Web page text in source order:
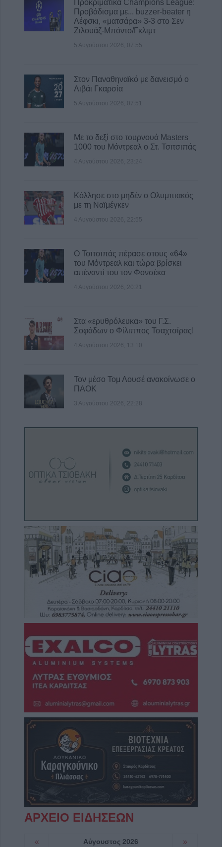
Μαρίκας Πατούνη
4 Αυγούστου 2026, 17:17
Υπογράφηκε η σύμβαση για τις κατεδαφίσεις
επικινδύνως ετοιμόρροπων κτιρίων στον
Υπ. Παιδείας: 5-10 Αυγούστου οι αιτήσεις
εκπαιδευτικών για μόνιμο διορισμό στην
Πρωτοβάθμια και Δευτεροβάθμια
4 Αυγούστου 2026, 16:23
Σέρρες: Δολοφονία ο θάνατος 68χρονου
άνδρα
νέα Ενιαία Αίτηση Ενίσχυσης 2026
4 Αυγούστου 2026, 16:02
Προκριματικά Champions League:
Προβάδισμα με... buzzer-beater η
Λέφσκι, «ματσάρα» 3-3 στο Σεν
Ζιλουάζ-Μπόντο/Γκλιμτ
5 Αυγούστου 2026, 07:55
Στον Παναθηναϊκό με δανεισμό ο
Λιβάι Γκαρσία
5 Αυγούστου 2026, 07:51
Με το δεξί στο τουρνουά Masters
1000 του Μόντρεαλ ο Στ. Τσιτσιπάς
4 Αυγούστου 2026, 23:24
Κόλλησε στο μηδέν ο Ολυμπιακός
με τη Ναϊμέγκεν
4 Αυγούστου 2026, 22:55
Ο Τσιτσιπάς πέρασε στους «64»
του Μόντρεαλ και τώρα βρίσκει
απέναντί του τον Φονσέκα
4 Αυγούστου 2026, 20:21
Στα «ερυθρόλευκα» του Γ.Σ.
Σοφάδων ο Φίλιππος Τσαχτσίρας!
4 Αυγούστου 2026, 13:10
Τον μέσο Τομ Λουσέ ανακοίνωσε ο
ΠΑΟΚ
3 Αυγούστου 2026, 22:28
ΑΡΧΕΙΟ ΕΙΔΗΣΕΩΝ
« Αύγουστος 2026 »